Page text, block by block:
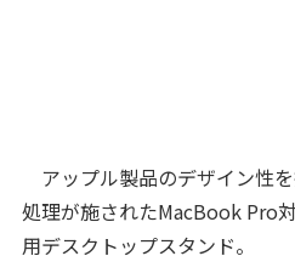
アップル製品のデザイン性
処理が施されたMacBook Pro
用デスクトップスタンド。